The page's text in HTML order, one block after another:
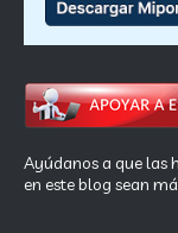
Ayúdanos a que las
en este blog sean